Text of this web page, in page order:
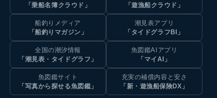
「乗船名簿クラウド」
「遊漁船クラウド」
船釣りメディア
「船釣りマガジン」
潮見表アプリ
「タイドグラフBI」
全国の潮汐情報
「潮見表・タイドグラフ」
魚図鑑AIアプリ
「マイAI」
魚図鑑サイト
「写真から探せる魚図鑑」
充実の補償内容と安さ
「新・遊漁船保険DX」